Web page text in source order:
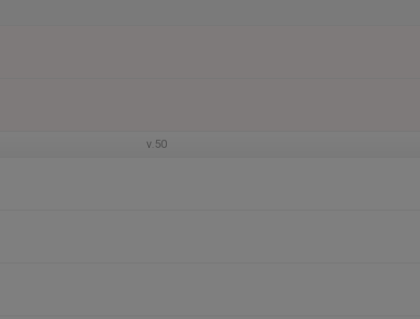
v.50